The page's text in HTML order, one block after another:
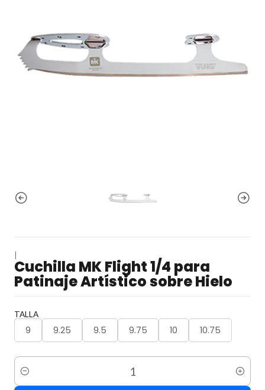
Cuchilla MK Flight 1/4 para
Patinaje Artístico sobre Hielo
TALLA
9 9.25 9.5 9.75 10 10.75
Cantidad